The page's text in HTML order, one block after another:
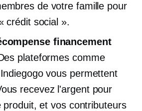
de votre famille pour
crédit social ».
financement
plateformes comme
vous permettent
recevez l'argent pour
produit, et vos contributeurs